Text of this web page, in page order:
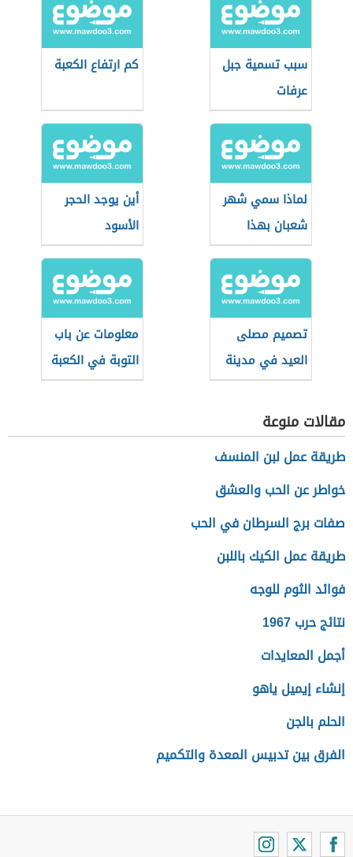
سبب تسمية جبل
عرفات
كم ارتفاع الكعبة
لماذا سمي شهر
شعبان بهذا
الإسم
أين يوجد الحجر
الأسود
تصميم مصلى
العيد في مدينة
المهدية
معلومات عن باب
التوبة في الكعبة
مقالات منوعة
طريقة عمل لبن المنسف
خواطر عن الحب والعشق
صفات برج السرطان في الحب
طريقة عمل الكيك باللبن
فوائد الثوم للوجه
نتائج حرب 1967
أجمل المعايدات
إنشاء إيميل ياهو
الحلم بالجن
الفرق بين تدبيس المعدة والتكميم